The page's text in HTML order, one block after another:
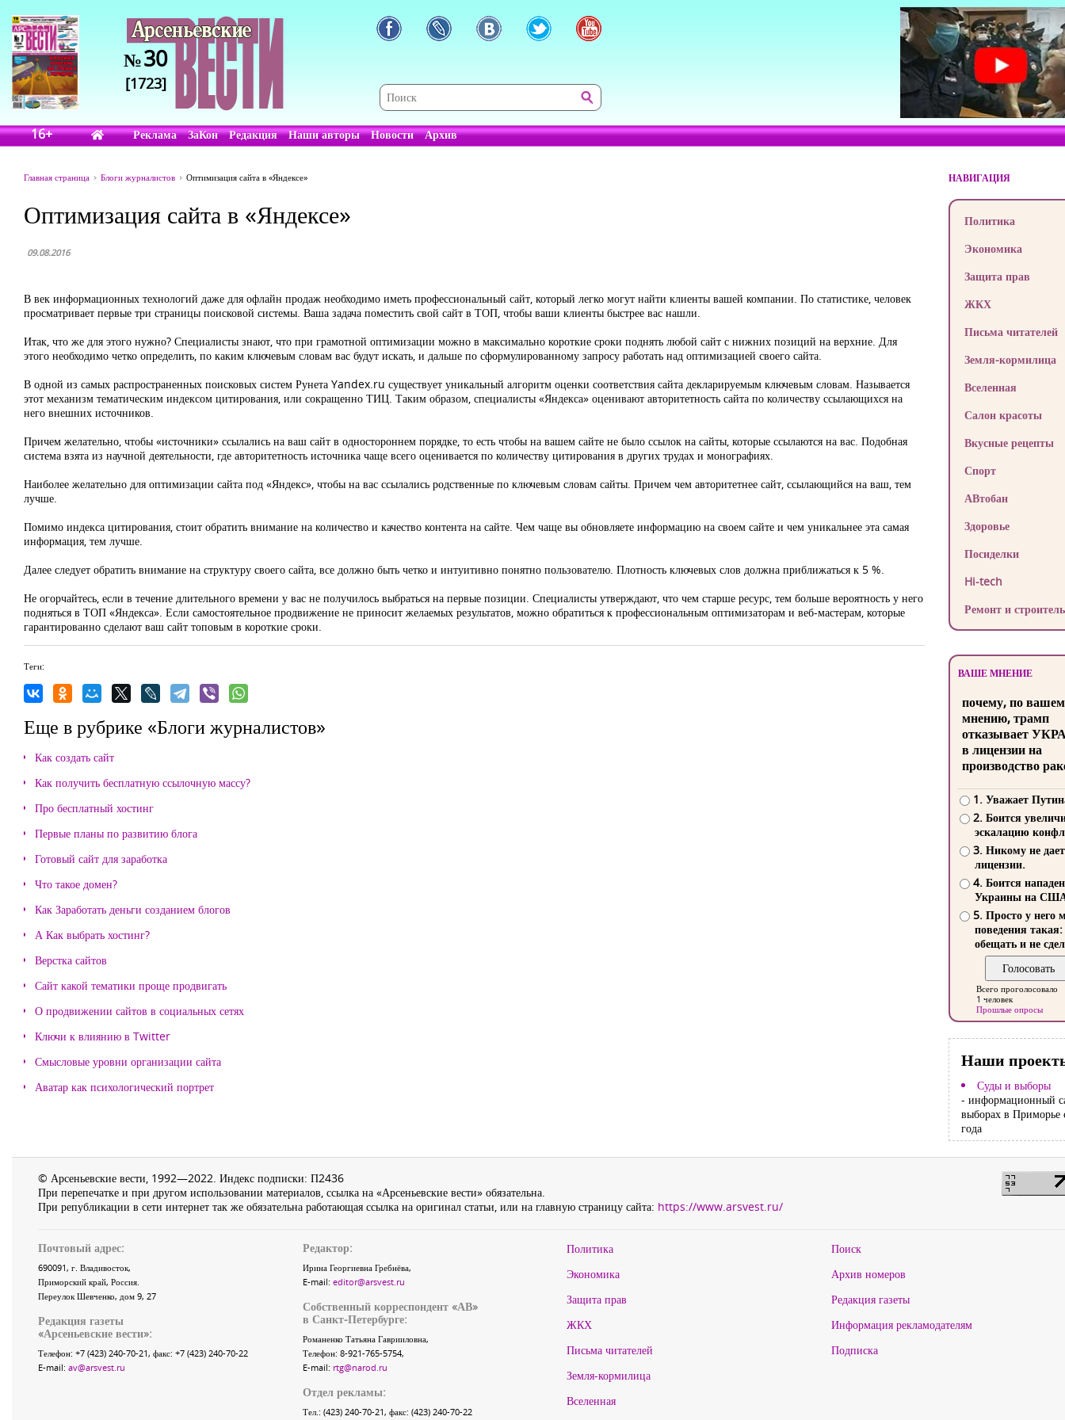
№30
[1723]
16+ Реклама ЗаКон Редакция Наши авторы Новости Архив
Главная страница Блоги журналистов Оптимизация сайта в «Яндексе»
Оптимизация сайта в «Яндексе»
09.08.2016
В век информационных технологий даже для офлайн продаж необходимо иметь профессиональный сайт, который легко могут найти клиенты вашей компании. По статистике, человек
просматривает первые три страницы поисковой системы. Ваша задача поместить свой сайт в ТОП, чтобы ваши клиенты быстрее вас нашли.
Итак, что же для этого нужно? Специалисты знают, что при грамотной оптимизации можно в максимально короткие сроки поднять любой сайт с нижних позиций на верхние. Для
этого необходимо четко определить, по каким ключевым словам вас будут искать, и дальше по сформулированному запросу работать над оптимизацией своего сайта.
В одной из самых распространенных поисковых систем Рунета Yandex.ru существует уникальный алгоритм оценки соответствия сайта декларируемым ключевым словам. Называется
этот механизм тематическим индексом цитирования, или сокращенно ТИЦ. Таким образом, специалисты «Яндекса» оценивают авторитетность сайта по количеству ссылающихся на
него внешних источников.
Причем желательно, чтобы «источники» ссылались на ваш сайт в одностороннем порядке, то есть чтобы на вашем сайте не было ссылок на сайты, которые ссылаются на вас. Подобная
система взята из научной деятельности, где авторитетность источника чаще всего оценивается по количеству цитирования в других трудах и монографиях.
Наиболее желательно для оптимизации сайта под «Яндекс», чтобы на вас ссылались родственные по ключевым словам сайты. Причем чем авторитетнее сайт, ссылающийся на ваш, тем
лучше.
Помимо индекса цитирования, стоит обратить внимание на количество и качество контента на сайте. Чем чаще вы обновляете информацию на своем сайте и чем уникальнее эта самая
информация, тем лучше.
Далее следует обратить внимание на структуру своего сайта, все должно быть четко и интуитивно понятно пользователю. Плотность ключевых слов должна приближаться к 5 %.
Не огорчайтесь, если в течение длительного времени у вас не получилось выбраться на первые позиции. Специалисты утверждают, что чем старше ресурс, тем больше вероятность у него
подняться в ТОП «Яндекса». Если самостоятельное продвижение не приносит желаемых результатов, можно обратиться к профессиональным оптимизаторам и веб-мастерам, которые
гарантированно сделают ваш сайт топовым в короткие сроки.
Теги:
Еще в рубрике «Блоги журналистов»
Как создать сайт
Как получить бесплатную ссылочную массу?
Про бесплатный хостинг
Первые планы по развитию блога
Готовый сайт для заработка
Что такое домен?
Как Заработать деньги созданием блогов
А Как выбрать хостинг?
Верстка сайтов
Сайт какой тематики проще продвигать
О продвижении сайтов в социальных сетях
Ключи к влиянию в Twitter
Смысловые уровни организации сайта
Аватар как психологический портрет
НАВИГАЦИЯ
Политика
Экономика
Защита прав
ЖКХ
Письма читателей
Земля-кормилица
Вселенная
Салон красоты
Вкусные рецепты
Спорт
АВтобан
Здоровье
Посиделки
Hi-tech
Ремонт и
ВАШЕ МНЕНИЕ
почему, по
мнению, трамп
отказывает
в лицензии на
производство
1. Уважает
2. Боится
эскалацию
3. Никому не
лицензии.
4. Боится
Украины на
5. Просто у него
поведения такая:
обещать и не
Всего проголосовало
1 человек
Прошлые опросы
Наши
Суды и выборы
- информационный
выборах в Приморье
года
© Арсеньевские вести, 1992—2022. Индекс подписки: П2436
При перепечатке и при другом использовании материалов, ссылка на «Арсеньевские вести» обязательна.
При републикации в сети интернет так же обязательна работающая ссылка на оригинал статьи, или на главную страницу сайта: https://www.arsvest.ru/
Почтовый адрес:
690091, г. Владивосток,
Приморский край, Россия.
Переулок Шевченко, дом 9, 27
Редакция газеты
«Арсеньевские вести»:
Телефон: +7 (423) 240-70-21, факс: +7 (423) 240-70-22
E-mail: av@arsvest.ru
Редактор:
Ирина Георгиевна Гребнёва,
E-mail: editor@arsvest.ru
Собственный корреспондент «АВ»
в Санкт-Петербурге:
Романенко Татьяна Гаврииловна,
Телефон: 8-921-765-5754,
E-mail: rtg@narod.ru
Отдел рекламы:
Тел.: (423) 240-70-21, факс: (423) 240-70-22
Политика
Экономика
Защита прав
ЖКХ
Письма читателей
Земля-кормилица
Вселенная
Поиск
Архив номеров
Редакция газеты
Информация рекламодателям
Подписка